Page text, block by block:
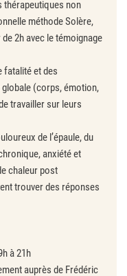
thérapeutiques non
méthode Solère,
2h avec le témoignage
fatalité et des
(corps, émotion,
travailler sur leurs
de l’épaule, du
anxiété et
chaleur post
trouver des réponses
à 21h
auprès de Frédéric